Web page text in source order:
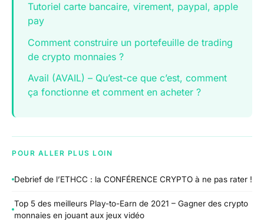
Tutoriel carte bancaire, virement, paypal, apple
pay
Comment construire un portefeuille de trading
de crypto monnaies ?
Avail (AVAIL) – Qu’est-ce que c’est, comment
ça fonctionne et comment en acheter ?
POUR ALLER PLUS LOIN
Debrief de l’ETHCC : la CONFÉRENCE CRYPTO à ne pas rater !
Top 5 des meilleurs Play-to-Earn de 2021 – Gagner des crypto
monnaies en jouant aux jeux vidéo